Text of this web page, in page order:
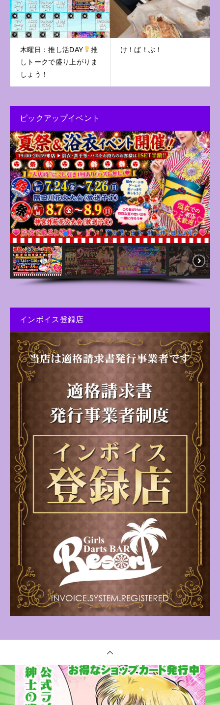
木曜日：推し活DAY
推
しトークで盛り上がりま
しょう！
け！ば！ぶ！
ピックアップイベント
インボイス登録店